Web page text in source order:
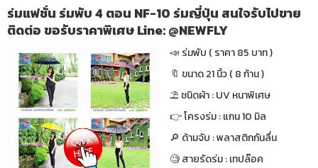
ร่มแฟชั่น ร่มพับ 4 ตอน NF-10 ร่มญี่ปุ่น สนใจรับไปขาย
ติดต่อ ขอรับราคาพิเศษ Line: @NEWFLY
📣 ร่มพับ ( ราคา 85 บาท )
🔖 ขนาด 21 นิ้ว ( 8 ก้าน )
⛱ ชนิดผ้า : UV หนาพิเศษ
👉 โครงร่ม : แกน 10 มิล
🔎 ด้ามจับ : พลาสติกกันลื่น
🧐 สายรัดร่ม : เทปล๊อค